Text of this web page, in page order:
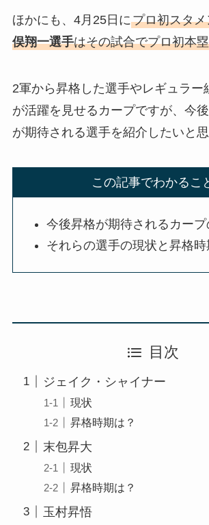
ほかにも、4月25日にプロ初スタ
俣翔一選手はその試合でプロ初本
2軍から昇格した選手やレギュラー
が活躍を見せるカープですが、今
が期待される選手を紹介したいと思
この記事でわかるこ
今後昇格が期待されるカー
それらの選手の現状と昇格時
目次
ジェイク・シャイナー
現状
昇格時期は？
末包昇大
現状
昇格時期は？
玉村昇悟